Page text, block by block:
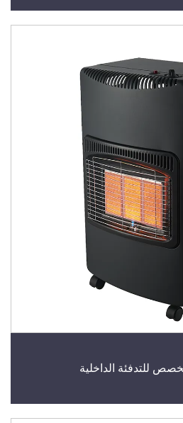
للتدفئة الداخلية